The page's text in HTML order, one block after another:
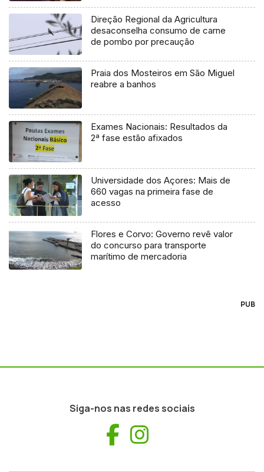
Direção Regional da Agricultura
desaconselha consumo de carne
de pombo por precaução
Praia dos Mosteiros em São Miguel
reabre a banhos
Exames Nacionais: Resultados da
2ª fase estão afixados
Universidade dos Açores: Mais de
660 vagas na primeira fase de
acesso
Flores e Corvo: Governo revê valor
do concurso para transporte
marítimo de mercadoria
PUB
Siga-nos nas redes sociais
Facebook